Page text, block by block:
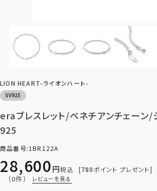
LION HEART-ライオンハート-
SV925
eraブレスレット/ベネチアンチェーン/
925
商品番号 1BR122A
28,600 税込 780ポイント プレゼント
（0件） レビューを見る